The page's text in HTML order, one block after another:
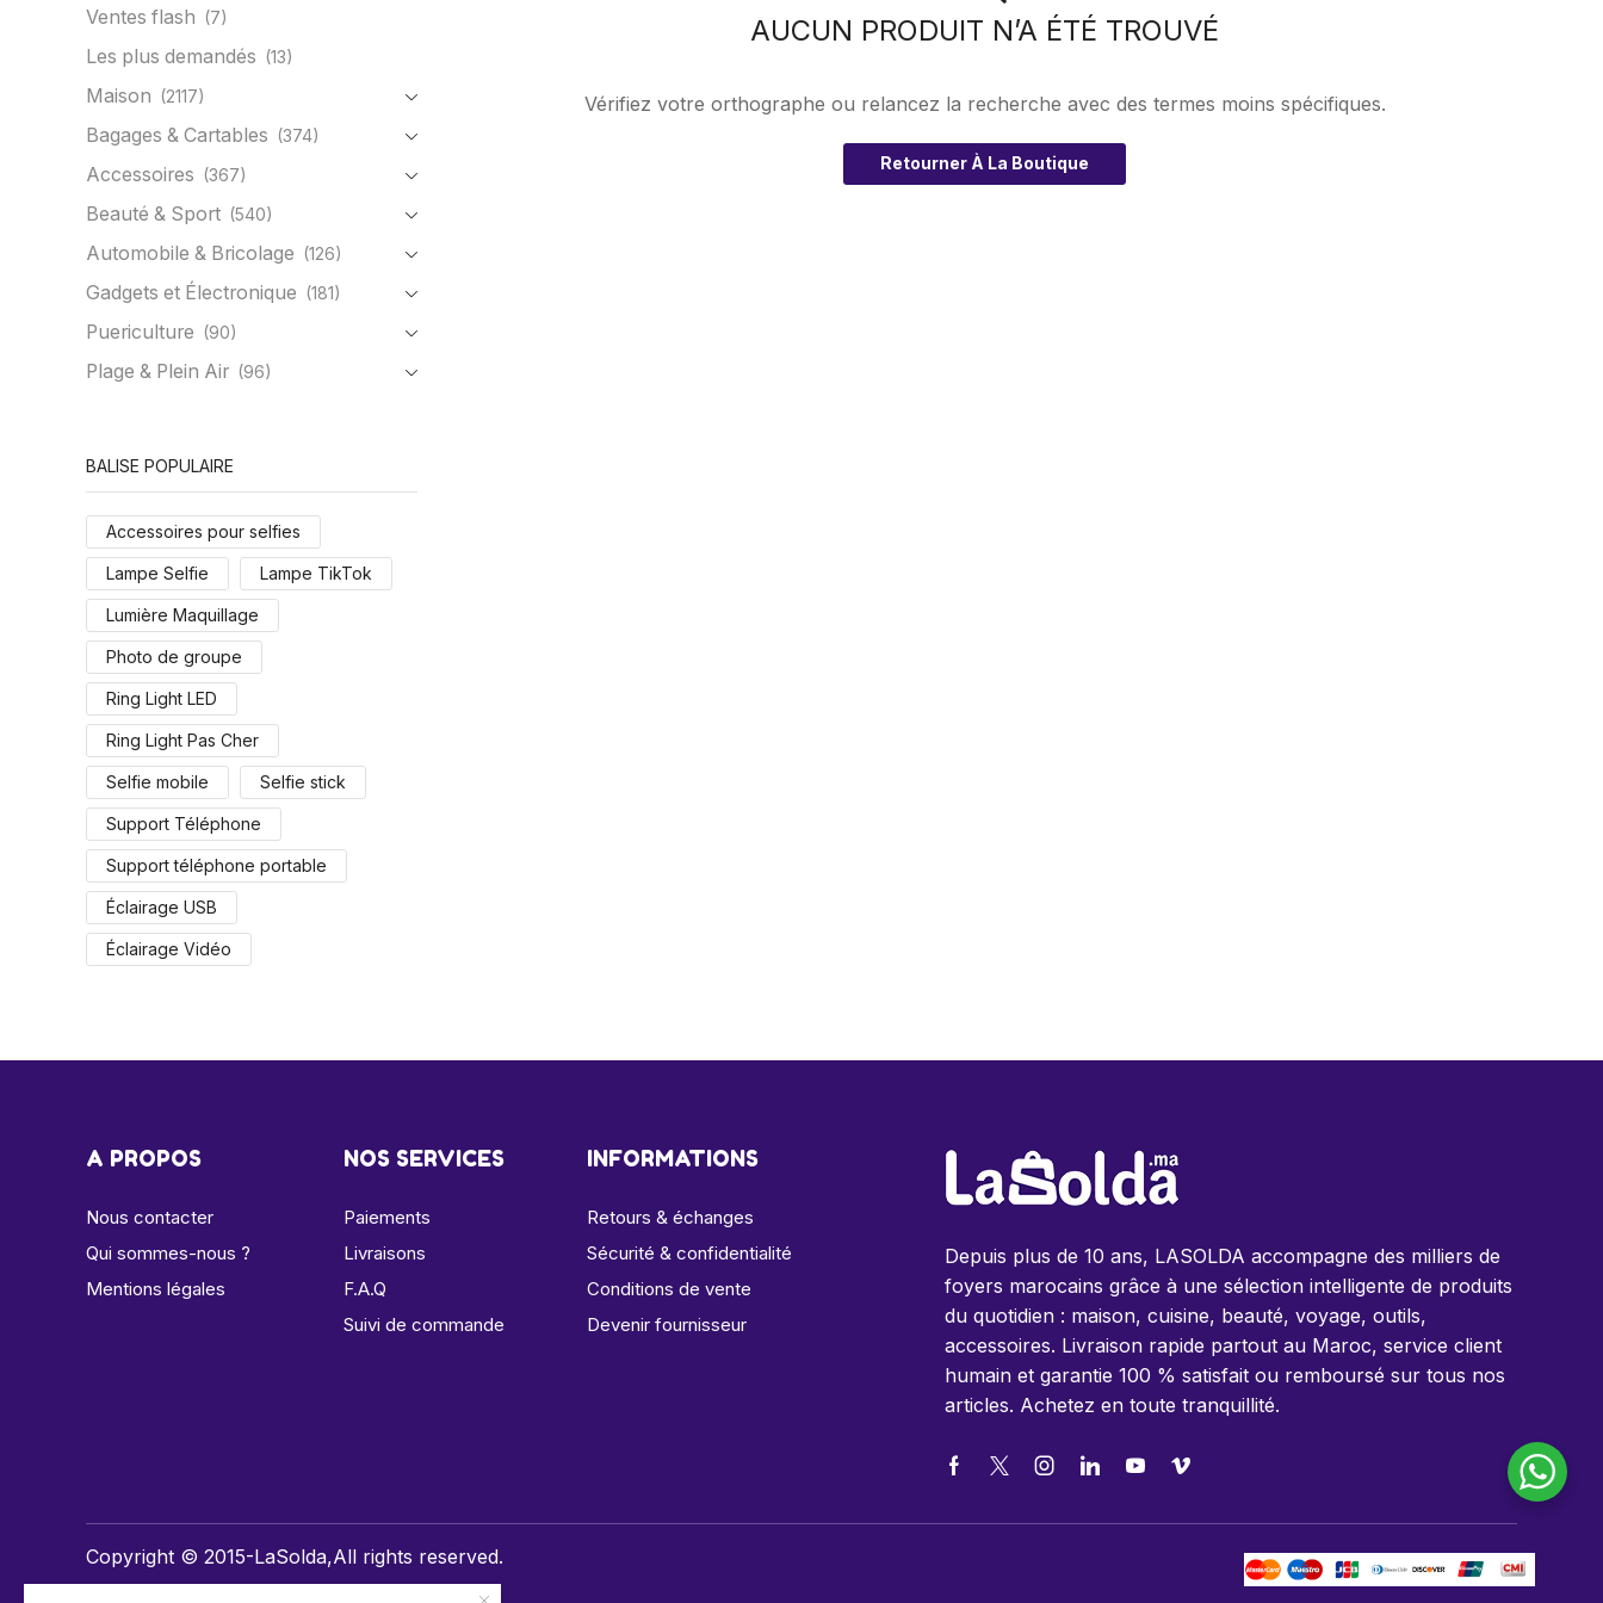
AUCUN PRODUIT N’A ÉTÉ TROUVÉ
Vérifiez votre orthographe ou relancez la recherche avec des termes moins spécifiques.
Retourner À La Boutique
Ventes flash (7)
Les plus demandés (13)
Maison (2117)
Bagages & Cartables (374)
Accessoires (367)
Beauté & Sport (540)
Automobile & Bricolage (126)
Gadgets et Électronique (181)
Puericulture (90)
Plage & Plein Air (96)
BALISE POPULAIRE
Accessoires pour selfies
Lampe Selfie Lampe TikTok
Lumière Maquillage
Photo de groupe
Ring Light LED
Ring Light Pas Cher
Selfie mobile Selfie stick
Support Téléphone
Support téléphone portable
Éclairage USB
Éclairage Vidéo
A PROPOS
Nous contacter
Qui sommes-nous ?
Mentions légales
NOS SERVICES
Paiements
Livraisons
F.A.Q
Suivi de commande
INFORMATIONS
Retours & échanges
Sécurité & confidentialité
Conditions de vente
Devenir fournisseur
Depuis plus de 10 ans, LASOLDA accompagne des milliers de
foyers marocains grâce à une sélection intelligente de produits
du quotidien : maison, cuisine, beauté, voyage, outils,
accessoires. Livraison rapide partout au Maroc, service client
humain et garantie 100 % satisfait ou remboursé sur tous nos
articles. Achetez en toute tranquillité.
Copyright © 2015-LaSolda,All rights reserved.